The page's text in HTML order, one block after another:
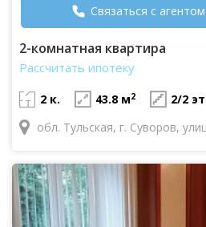
Связаться с агентом
2-комнатная квартира
Рассчитать ипотеку
2 к. 43.8 м2
2/2
обл. Тульская, г. Суворов,